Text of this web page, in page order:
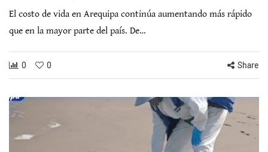
El costo de vida en Arequipa continúa aumentando más rápido
que en la mayor parte del país. De…
0 0 Share